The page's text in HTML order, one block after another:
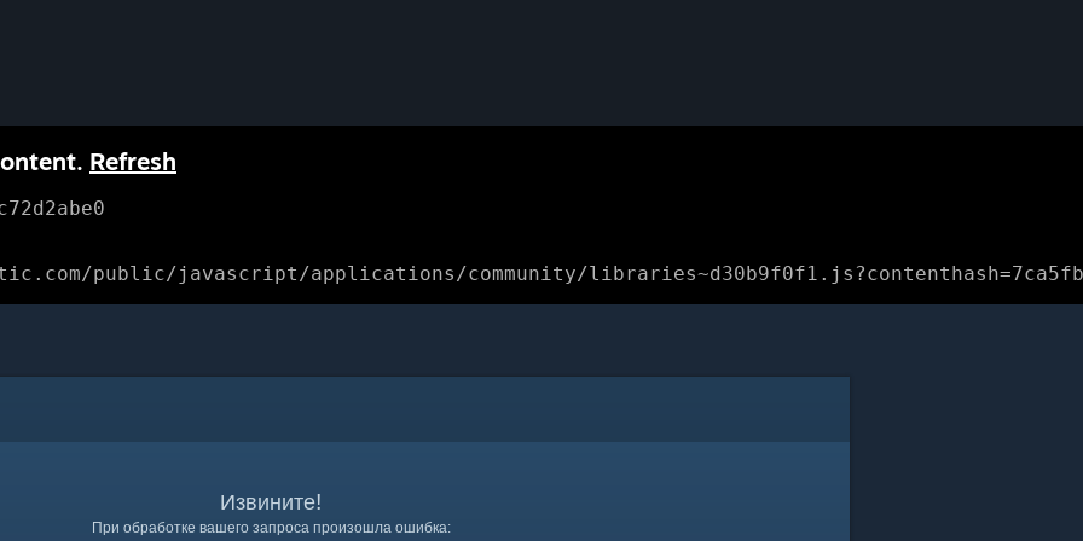
Refresh
public/javascript/applications/community/
Извините!
При обработке вашего запроса произошла ошибка: